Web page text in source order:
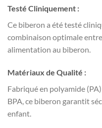
Testé Cliniquement :
Ce biberon a été testé
combinaison optimale
alimentation au biberon.
Matériaux de Qualité :
Fabriqué en polyamide
BPA, ce biberon garantit
enfant.